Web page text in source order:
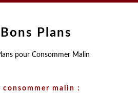
Plans
consommer malin :